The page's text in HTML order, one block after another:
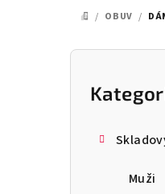
DOMŮ
/ OBUV /
P
Přeskočit
kategorie
Muži